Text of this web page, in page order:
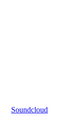
Soundcloud